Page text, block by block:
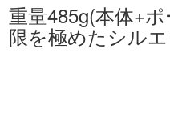
重量485g(本体+
限を極めたシル